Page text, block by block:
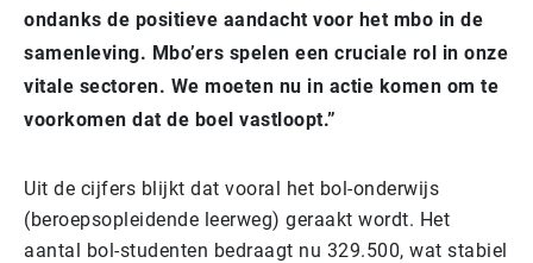
ondanks de positieve aandacht voor het mbo in de
samenleving. Mbo’ers spelen een cruciale rol in onze
vitale sectoren. We moeten nu in actie komen om te
voorkomen dat de boel vastloopt.”
Uit de cijfers blijkt dat vooral het bol-onderwijs
(beroepsopleidende leerweg) geraakt wordt. Het
aantal bol-studenten bedraagt nu 329.500, wat stabiel